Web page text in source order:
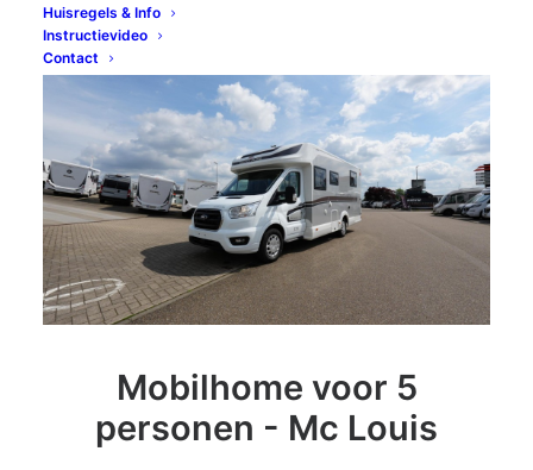
Huisregels & Info
Instructievideo
Contact
Mobilhome voor 5
personen - Mc Louis